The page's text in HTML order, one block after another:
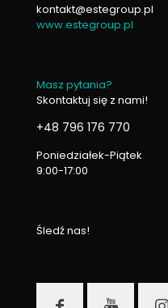
kontakt@estegroup.pl
www.estegroup.pl
Masz pytania?
Skontaktuj się z nami!
+48 796 176 770
Poniedziałek-Piątek
9:00-17:00
Śledź nas!